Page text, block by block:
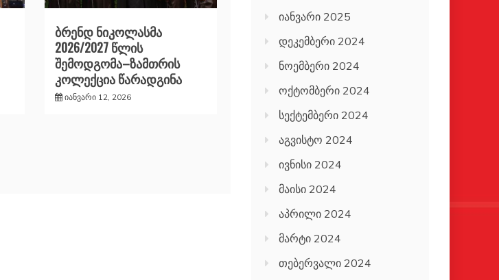
ბრენდ ნიკოლასმა
2026/2027 წლის
შემოდგომა–ზამთრის
კოლექცია წარადგინა
იანვარი 12, 2026
იანვარი 2025
დეკემბერი 2024
ნოემბერი 2024
ოქტომბერი 2024
სექტემბერი 2024
აგვისტო 2024
ივნისი 2024
მაისი 2024
აპრილი 2024
მარტი 2024
თებერვალი 2024